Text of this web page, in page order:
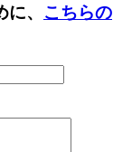
、 こちらの